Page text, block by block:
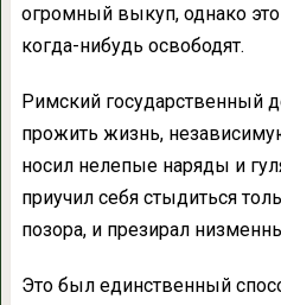
огромный выкуп, однако это
когда-нибудь освободят.
Римский государственный
прожить жизнь,
носил нелепые наряды и
приучил себя стыдиться
позора, и презирал
Это был единственный